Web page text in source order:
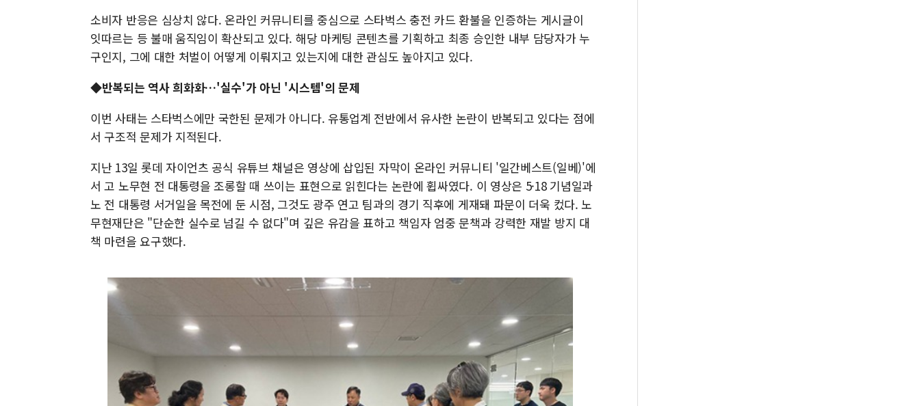
소비자 반응은 심상치 않다. 온라인 커뮤니티를 중심으로 스타벅스 충전 카드 환불을 인증하는 게시글이
잇따르는 등 불매 움직임이 확산되고 있다. 해당 마케팅 콘텐츠를 기획하고 최종 승인한 내부 담당자가 누
구인지, 그에 대한 처벌이 어떻게 이뤄지고 있는지에 대한 관심도 높아지고 있다.
◆반복되는 역사 희화화…'실수'가 아닌 '시스템'의 문제
이번 사태는 스타벅스에만 국한된 문제가 아니다. 유통업계 전반에서 유사한 논란이 반복되고 있다는 점에
서 구조적 문제가 지적된다.
지난 13일 롯데 자이언츠 공식 유튜브 채널은 영상에 삽입된 자막이 온라인 커뮤니티 '일간베스트(일베)'에
서 고 노무현 전 대통령을 조롱할 때 쓰이는 표현으로 읽힌다는 논란에 휩싸였다. 이 영상은 5·18 기념일과
노 전 대통령 서거일을 목전에 둔 시점, 그것도 광주 연고 팀과의 경기 직후에 게재돼 파문이 더욱 컸다. 노
무현재단은 "단순한 실수로 넘길 수 없다"며 깊은 유감을 표하고 책임자 엄중 문책과 강력한 재발 방지 대
책 마련을 요구했다.